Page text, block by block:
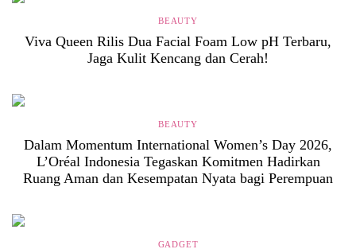
BEAUTY
Viva Queen Rilis Dua Facial Foam Low pH Terbaru,
Jaga Kulit Kencang dan Cerah!
BEAUTY
Dalam Momentum International Women’s Day 2026,
L’Oréal Indonesia Tegaskan Komitmen Hadirkan
Ruang Aman dan Kesempatan Nyata bagi Perempuan
GADGET